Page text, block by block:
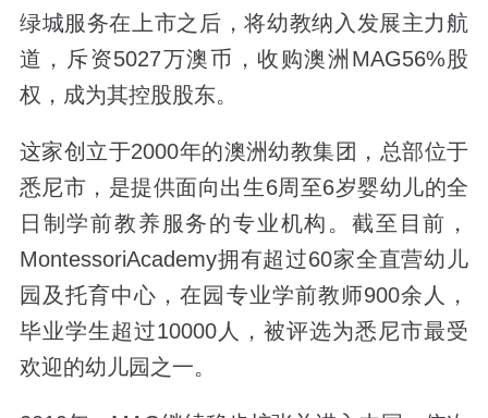
绿城服务在上市之后，将幼教纳入发展主力航
道，斥资5027万澳币，收购澳洲MAG56%股
权，成为其控股股东。
这家创立于2000年的澳洲幼教集团，总部位于
悉尼市，是提供面向出生6周至6岁婴幼儿的全
日制学前教养服务的专业机构。截至目前，
MontessoriAcademy拥有超过60家全直营幼儿
园及托育中心，在园专业学前教师900余人，
毕业学生超过10000人，被评选为悉尼市最受
欢迎的幼儿园之一。